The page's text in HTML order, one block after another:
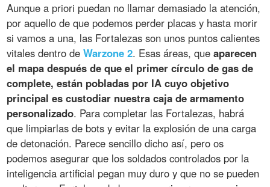
Aunque a priori puedan no llamar demasiado la atención,
por aquello de que podemos perder placas y hasta morir
si vamos a una, las Fortalezas son unos puntos calientes
vitales dentro deWarzone 2. Esas áreas, queaparecen
el mapa después de que el primer círculo de gas de
complete, están pobladas por IA cuyo objetivo
principal es custodiar nuestra caja de armamento
personalizado. Para completar las Fortalezas, habrá
que limpiarlas de bots y evitar la explosión de una carga
de detonación. Parece sencillo dicho así, pero os
podemos asegurar que los soldados controlados por la
inteligencia artificial pegan muy duro y que no se pueden